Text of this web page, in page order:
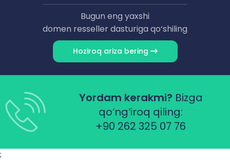
Bugun eng yaxshi
domen resseller dasturiga qo‘shiling
Hoziroq ariza bering
Yordam kerakmi? Bizga
qo‘ng‘iroq qiling:
+90 262 325 07 76
;